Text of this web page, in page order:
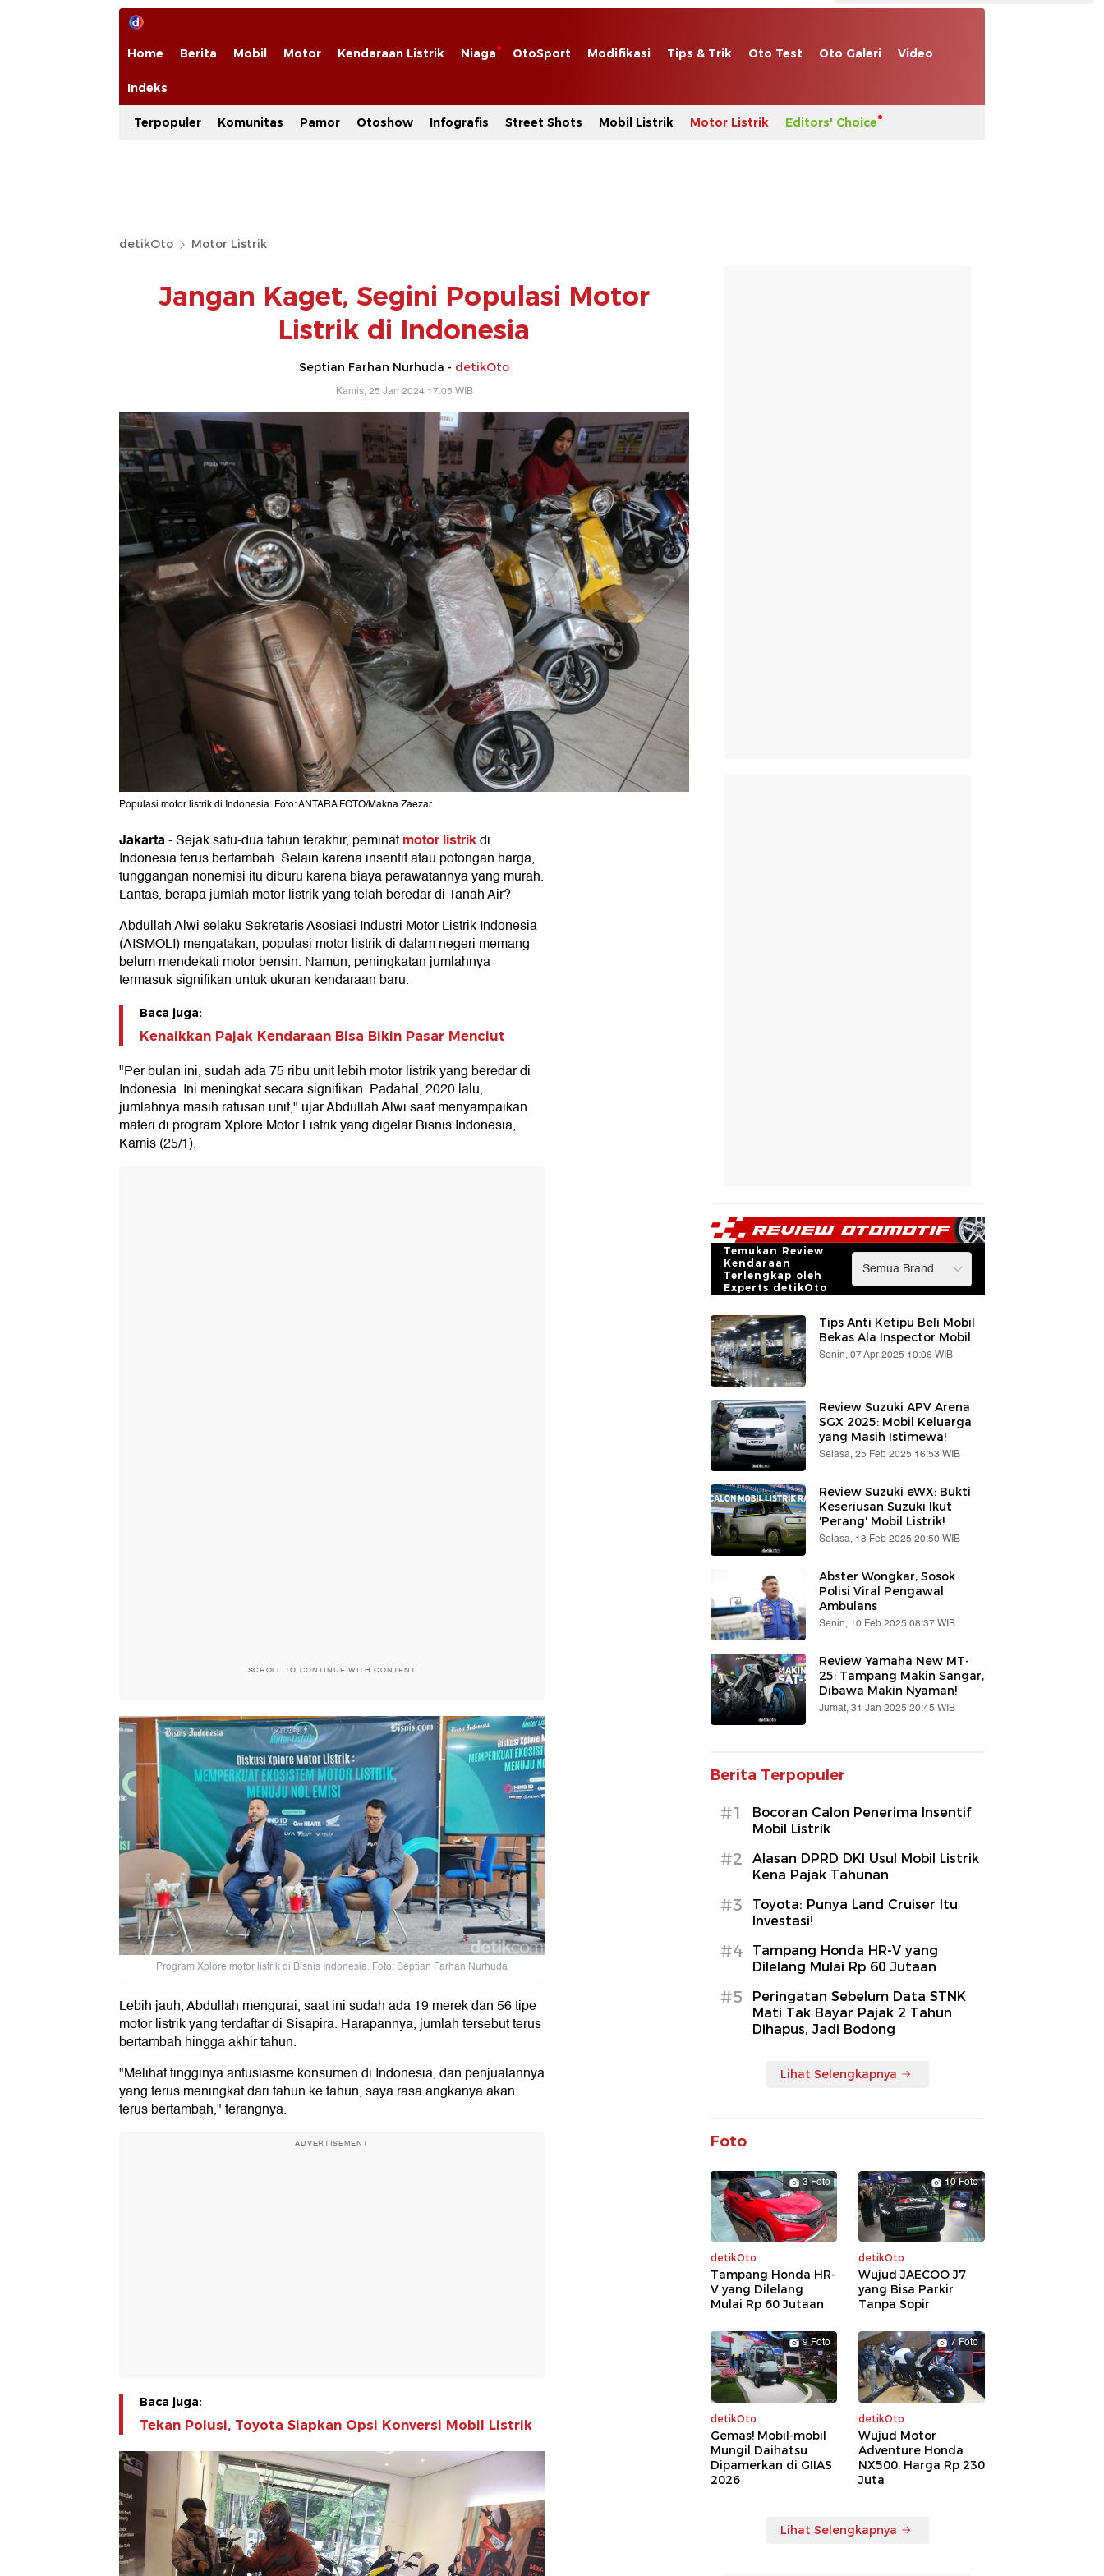
Home Berita Mobil Motor Kendaraan Listrik Niaga OtoSport Modifikasi Tips & Trik Oto Test Oto Galeri Video
Indeks
Terpopuler Komunitas Pamor Otoshow Infografis Street Shots Mobil Listrik Motor Listrik Editors' Choice
detikOto Motor Listrik
Jangan Kaget, Segini Populasi Motor
Listrik di Indonesia
Septian Farhan Nurhuda - detikOto
Kamis, 25 Jan 2024 17:05 WIB
Populasi motor listrik di Indonesia. Foto: ANTARA FOTO/Makna Zaezar
Jakarta-Sejak satu-dua tahun terakhir, peminatmotor listrikdi
Indonesia terus bertambah. Selain karena insentif atau potongan harga,
tunggangan nonemisi itu diburu karena biaya perawatannya yang murah.
Lantas, berapa jumlah motor listrik yang telah beredar di Tanah Air?
Abdullah Alwi selaku Sekretaris Asosiasi Industri Motor Listrik Indonesia
(AISMOLI) mengatakan, populasi motor listrik di dalam negeri memang
belum mendekati motor bensin. Namun, peningkatan jumlahnya
termasuk signifikan untuk ukuran kendaraan baru.
Baca juga:
Kenaikkan Pajak Kendaraan Bisa Bikin Pasar Menciut
"Per bulan ini, sudah ada 75 ribu unit lebih motor listrik yang beredar di
Indonesia. Ini meningkat secara signifikan. Padahal, 2020 lalu,
jumlahnya masih ratusan unit," ujar Abdullah Alwi saat menyampaikan
materi di program Xplore Motor Listrik yang digelar Bisnis Indonesia,
Kamis (25/1).
SCROLL TO CONTINUE WITH CONTENT
Program Xplore motor listrik di Bisnis Indonesia. Foto: Septian Farhan Nurhuda
Lebih jauh, Abdullah mengurai, saat ini sudah ada 19 merek dan 56 tipe
motor listrik yang terdaftar di Sisapira. Harapannya, jumlah tersebut terus
bertambah hingga akhir tahun.
"Melihat tingginya antusiasme konsumen di Indonesia, dan penjualannya
yang terus meningkat dari tahun ke tahun, saya rasa angkanya akan
terus bertambah," terangnya.
ADVERTISEMENT
Baca juga:
Tekan Polusi, Toyota Siapkan Opsi Konversi Mobil Listrik
Temukan Review
Kendaraan
Terlengkap oleh
Experts detikOto
Tips Anti Ketipu Beli Mobil
Bekas Ala Inspector Mobil
Senin, 07 Apr 2025 10:06 WIB
Review Suzuki APV Arena
SGX 2025: Mobil Keluarga
yang Masih Istimewa!
Selasa, 25 Feb 2025 16:53 WIB
Review Suzuki eWX: Bukti
Keseriusan Suzuki Ikut
'Perang' Mobil Listrik!
Selasa, 18 Feb 2025 20:50 WIB
Abster Wongkar, Sosok
Polisi Viral Pengawal
Ambulans
Senin, 10 Feb 2025 08:37 WIB
Review Yamaha New MT-
25: Tampang Makin Sangar,
Dibawa Makin Nyaman!
Jumat, 31 Jan 2025 20:45 WIB
Berita Terpopuler
#1
Bocoran Calon Penerima Insentif
Mobil Listrik
#2
Alasan DPRD DKI Usul Mobil Listrik
Kena Pajak Tahunan
#3
Toyota: Punya Land Cruiser Itu
Investasi!
#4
Tampang Honda HR-V yang
Dilelang Mulai Rp 60 Jutaan
#5
Peringatan Sebelum Data STNK
Mati Tak Bayar Pajak 2 Tahun
Dihapus, Jadi Bodong
Lihat Selengkapnya
Foto
3 Foto
detikOto
Tampang Honda HR-
V yang Dilelang
Mulai Rp 60 Jutaan
10 Foto
detikOto
Wujud JAECOO J7
yang Bisa Parkir
Tanpa Sopir
9 Foto
detikOto
Gemas! Mobil-mobil
Mungil Daihatsu
Dipamerkan di GIIAS
2026
7 Foto
detikOto
Wujud Motor
Adventure Honda
NX500, Harga Rp 230
Juta
Lihat Selengkapnya